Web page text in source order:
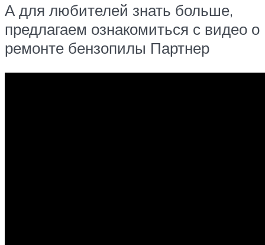
А для любителей знать больше,
предлагаем ознакомиться с видео о
ремонте бензопилы Партнер